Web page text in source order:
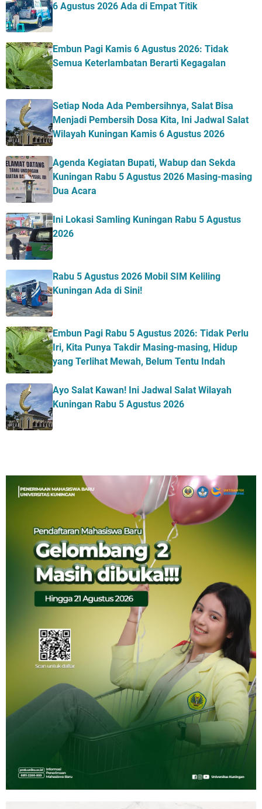
6 Agustus 2026 Ada di Empat Titik
Embun Pagi Kamis 6 Agustus 2026: Tidak
Semua Keterlambatan Berarti Kegagalan
Setiap Noda Ada Pembersihnya, Salat Bisa
Menjadi Pembersih Dosa Kita, Ini Jadwal Salat
Wilayah Kuningan Kamis 6 Agustus 2026
Agenda Kegiatan Bupati, Wabup dan Sekda
Kuningan Rabu 5 Agustus 2026 Masing-masing
Dua Acara
Ini Lokasi Samling Kuningan Rabu 5 Agustus
2026
Rabu 5 Agustus 2026 Mobil SIM Keliling
Kuningan Ada di Sini!
Embun Pagi Rabu 5 Agustus 2026: Tidak Perlu
Iri, Kita Punya Takdir Masing-masing, Hidup
yang Terlihat Mewah, Belum Tentu Indah
Ayo Salat Kawan! Ini Jadwal Salat Wilayah
Kuningan Rabu 5 Agustus 2026